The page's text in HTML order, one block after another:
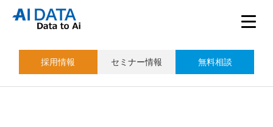
採用情報 セミナー情報 無料相談